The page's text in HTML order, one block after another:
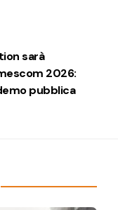
sarà
2026:
pubblica